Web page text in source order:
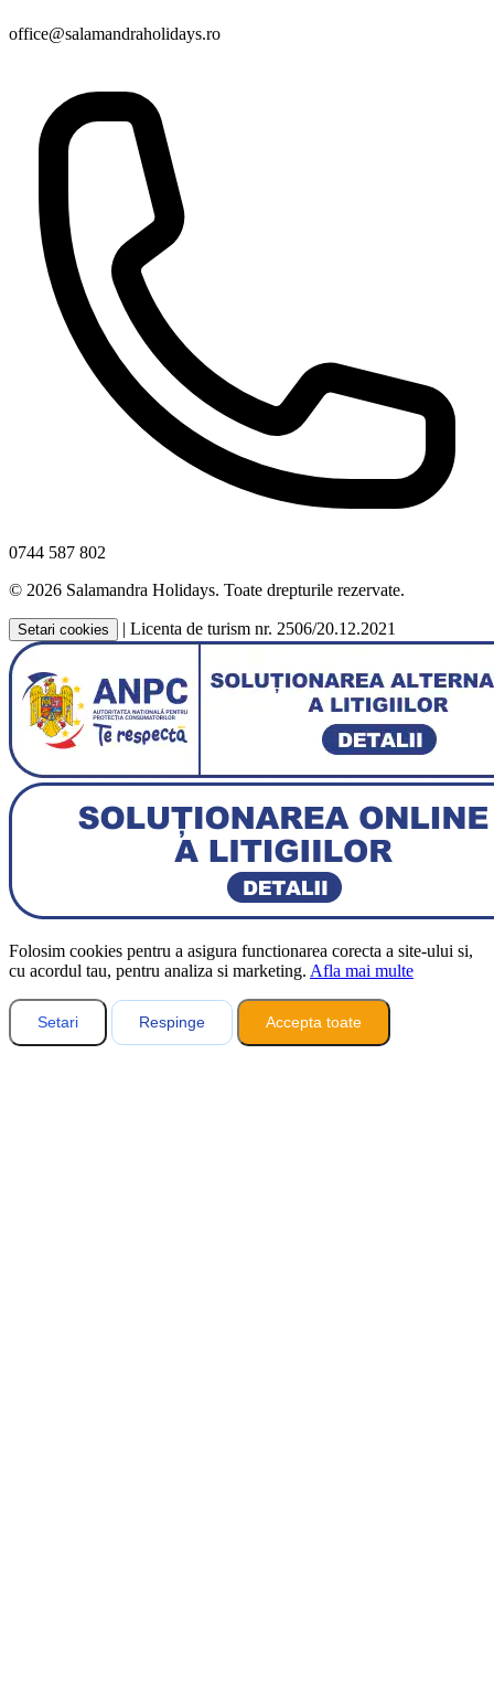
office@salamandraholidays.ro
0744 587 802
© 2026 Salamandra Holidays. Toate drepturile rezervate.
Setari cookies | Licenta de turism nr. 2506/20.12.2021
Folosim cookies pentru a asigura functionarea corecta a site-ului si,
cu acordul tau, pentru analiza si marketing. Afla mai multe
Setari Respinge Accepta toate